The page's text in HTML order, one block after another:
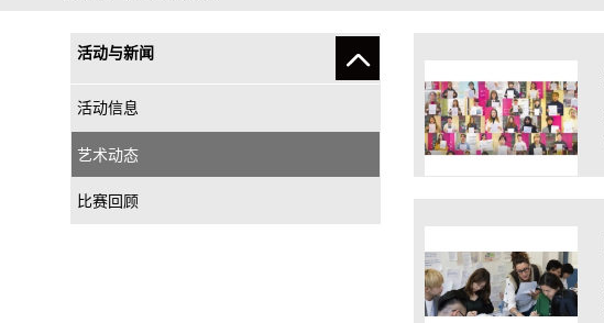
活动与新闻
活动信息
艺术动态
比赛回顾